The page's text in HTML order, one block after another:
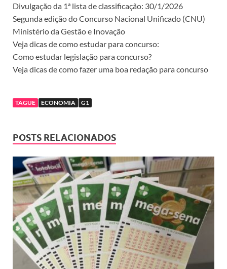
Divulgação da 1ª lista de classificação: 30/1/2026
Segunda edição do Concurso Nacional Unificado (CNU)
Ministério da Gestão e Inovação
Veja dicas de como estudar para concurso:
Como estudar legislação para concurso?
Veja dicas de como fazer uma boa redação para concurso
TAGUE ECONOMIA G1
POSTS RELACIONADOS